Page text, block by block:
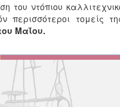
ντόπιου
τομείς
Μαΐου.